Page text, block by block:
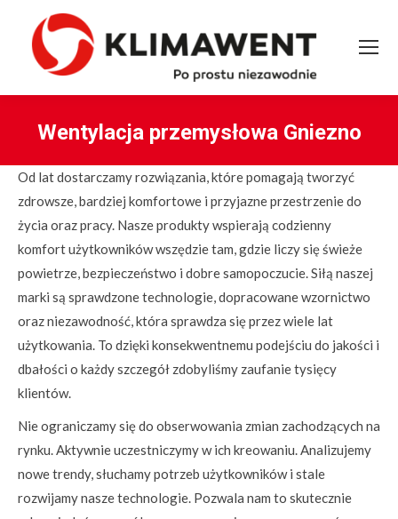
Wentylacja przemysłowa Gniezno
Od lat dostarczamy rozwiązania, które pomagają tworzyć
zdrowsze, bardziej komfortowe i przyjazne przestrzenie do
życia oraz pracy. Nasze produkty wspierają codzienny
komfort użytkowników wszędzie tam, gdzie liczy się świeże
powietrze, bezpieczeństwo i dobre samopoczucie. Siłą naszej
marki są sprawdzone technologie, dopracowane wzornictwo
oraz niezawodność, która sprawdza się przez wiele lat
użytkowania. To dzięki konsekwentnemu podejściu do jakości i
dbałości o każdy szczegół zdobyliśmy zaufanie tysięcy
klientów.
Nie ograniczamy się do obserwowania zmian zachodzących na
rynku. Aktywnie uczestniczymy w ich kreowaniu. Analizujemy
nowe trendy, słuchamy potrzeb użytkowników i stale
rozwijamy nasze technologie. Pozwala nam to skutecznie